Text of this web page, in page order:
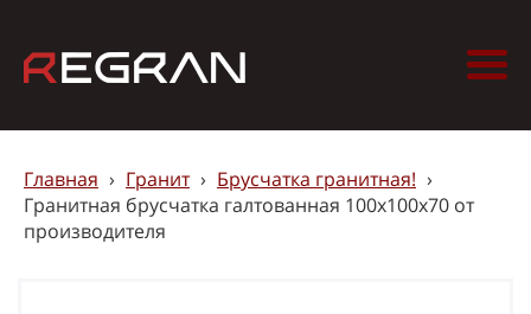
Главная › Гранит › Брусчатка гранитная! ›
Гранитная брусчатка галтованная 100х100х70 от
производителя